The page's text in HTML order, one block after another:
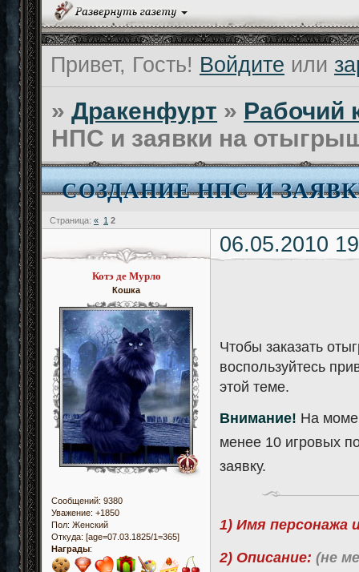
Привет, Гость! Войдите или
»Дракенфурт » Рабочий
НПС и заявки на
СОЗДАНИЕ НПС И
Страница: « 1 2
06.05.2010
Котэ де Мурло
Кошка
Сообщений: 9380
Уважение: +1850
Пол: Женский
Откуда: [age=07.03.1825/1=365]
Награды:
Чтобы заказать
воспользуйтесь
этой теме.
Внимание! На
менее 10 игровых
заявку.
1) Имя персонажа
2) Описание: (не